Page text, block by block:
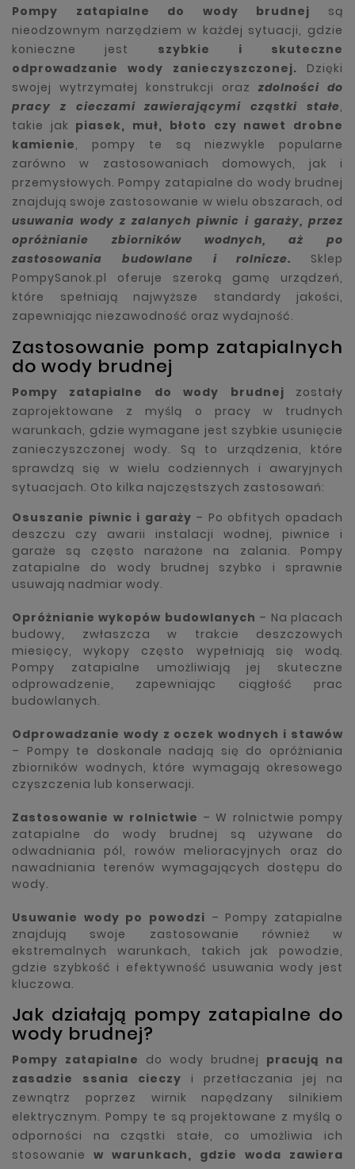
Pompy zatapialne do wody brudnej są
nieodzownym narzędziem w każdej sytuacji, gdzie
konieczne jest szybkie i skuteczne
odprowadzanie wody zanieczyszczonej. Dzięki
swojej wytrzymałej konstrukcji oraz zdolności do
pracy z cieczami zawierającymi cząstki stałe,
takie jak piasek, muł, błoto czy nawet drobne
kamienie, pompy te są niezwykle popularne
zarówno w zastosowaniach domowych, jak i
przemysłowych. Pompy zatapialne do wody brudnej
znajdują swoje zastosowanie w wielu obszarach, od
usuwania wody z zalanych piwnic i garaży, przez
opróżnianie zbiorników wodnych, aż po
zastosowania budowlane i rolnicze. Sklep
PompySanok.pl oferuje szeroką gamę urządzeń,
które spełniają najwyższe standardy jakości,
zapewniając niezawodność oraz wydajność.
Zastosowanie pomp zatapialnych
do wody brudnej
Pompy zatapialne do wody brudnej zostały
zaprojektowane z myślą o pracy w trudnych
warunkach, gdzie wymagane jest szybkie usunięcie
zanieczyszczonej wody. Są to urządzenia, które
sprawdzą się w wielu codziennych i awaryjnych
sytuacjach. Oto kilka najczęstszych zastosowań:
Osuszanie piwnic i garaży – Po obfitych opadach
deszczu czy awarii instalacji wodnej, piwnice i
garaże są często narażone na zalania. Pompy
zatapialne do wody brudnej szybko i sprawnie
usuwają nadmiar wody.
Opróżnianie wykopów budowlanych – Na placach
budowy, zwłaszcza w trakcie deszczowych
miesięcy, wykopy często wypełniają się wodą.
Pompy zatapialne umożliwiają jej skuteczne
odprowadzenie, zapewniając ciągłość prac
budowlanych.
Odprowadzanie wody z oczek wodnych i stawów
– Pompy te doskonale nadają się do opróżniania
zbiorników wodnych, które wymagają okresowego
czyszczenia lub konserwacji.
Zastosowanie w rolnictwie – W rolnictwie pompy
zatapialne do wody brudnej są używane do
odwadniania pól, rowów melioracyjnych oraz do
nawadniania terenów wymagających dostępu do
wody.
Usuwanie wody po powodzi – Pompy zatapialne
znajdują swoje zastosowanie również w
ekstremalnych warunkach, takich jak powodzie,
gdzie szybkość i efektywność usuwania wody jest
kluczowa.
Jak działają pompy zatapialne do
wody brudnej?
Pompy zatapialne do wody brudnej pracują na
zasadzie ssania cieczy i przetłaczania jej na
zewnątrz poprzez wirnik napędzany silnikiem
elektrycznym. Pompy te są projektowane z myślą o
odporności na cząstki stałe, co umożliwia ich
stosowanie w warunkach, gdzie woda zawiera